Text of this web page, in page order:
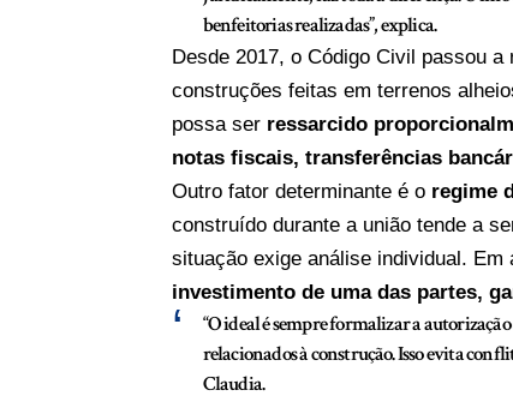
benfeitorias realizadas”, explica.
Desde 2017, o Código Civil passou a
construções feitas em terrenos
possa ser ressarcido
notas fiscais, transferências
Outro fator determinante é o regime
construído durante a união tende a
situação exige análise individual. Em
investimento de uma das partes,
“O ideal é sempre formalizar a
relacionados à construção. Isso evita
Claudia.